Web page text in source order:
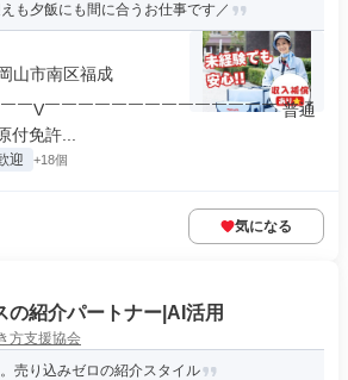
も夕飯にも間に合うお仕事です／
山市南区福成
￣V￣￣￣￣￣￣￣￣￣￣￣￣￣￣ 普通
付免許...
迎 +18個
気になる
の紹介パートナー|AI活用
方支援協会
売り込みゼロの紹介スタイル